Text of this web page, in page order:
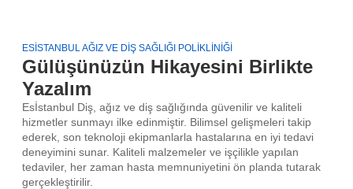
ESİSTANBUL AĞIZ VE DIŞ SAĞLIĞI POLIKLINIĞI
Gülüşünüzün Hikayesini Birlikte
Yazalım
Esİstanbul Diş, ağız ve diş sağlığında güvenilir ve kaliteli
hizmetler sunmayı ilke edinmiştir. Bilimsel gelişmeleri takip
ederek, son teknoloji ekipmanlarla hastalarına en iyi tedavi
deneyimini sunar. Kaliteli malzemeler ve işçilikle yapılan
tedaviler, her zaman hasta memnuniyetini ön planda tutarak
gerçekleştirilir.